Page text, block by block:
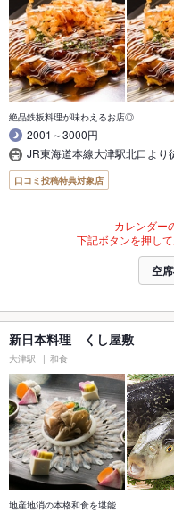
絶品鉄板料理が味わえるお店◎
2001～3000円
JR東海道本線大津駅北口より
口コミ投稿特典対象店
カレンダー
下記ボタンを押し
空
新日本料理 くし屋敷
大津駅 和食
地産地消の本格和食を堪能